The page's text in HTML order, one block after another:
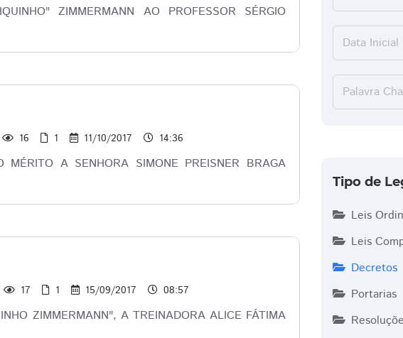
ZIMMERMANN AO PROFESSOR SÉRGIO
16 1 11/10/2017 14:36
A SENHORA SIMONE PREISNER BRAGA
17 1 15/09/2017 08:57
ZIMMERMANN", A TREINADORA ALICE FÁTIMA
Data Inicial
Palavra
Tipo de
Leis
Leis
Decretos
Portarias